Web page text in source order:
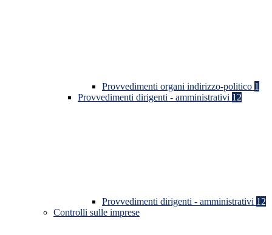
Provvedimenti organi indirizzo-politico 1
Provvedimenti dirigenti - amministrativi 12
Provvedimenti dirigenti - amministrativi 12
Controlli sulle imprese